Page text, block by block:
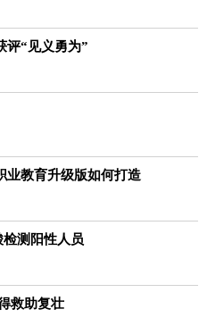
评“见义勇为”
业教育升级版如何打造
测阳性人员
救助复壮